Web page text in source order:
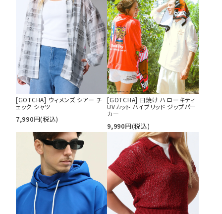
[GOTCHA] ウィメンズ シアー チ
ェック シャツ
7,990円(税込)
[GOTCHA] 日焼け ハローキティ
UVカット ハイブリッド ジップパー
カー
9,990円(税込)